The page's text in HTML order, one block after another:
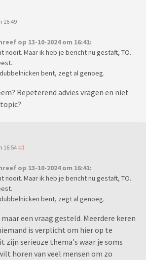
16:49
op 13-10-2024 om 16:41:
nooit. Maar ik heb je bericht nu gestaft, TO.
bent, zegt al genoeg.
Repeterend advies vragen en niet
16:54
op 13-10-2024 om 16:41:
nooit. Maar ik heb je bericht nu gestaft, TO.
bent, zegt al genoeg.
een vraag gesteld. Meerdere keren
is verplicht om hier op te
zijn serieuze thema's waar je soms
horen van veel mensen om zo